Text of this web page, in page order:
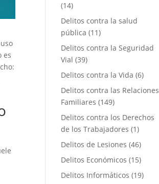
es
(14)
Delitos contra la salud
pública (11)
Delitos contra la Seguridad
Vial (39)
Delitos contra la Vida (6)
Delitos contra las Relaciones
Familiares (149)
Delitos contra los Derechos
de los Trabajadores (1)
Delitos de Lesiones (46)
Delitos Económicos (15)
Delitos Informáticos (19)